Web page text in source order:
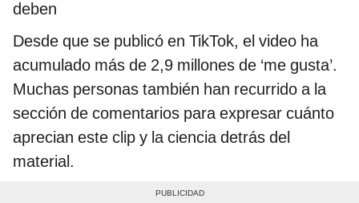
deben
Desde que se publicó en TikTok, el video ha
acumulado más de 2,9 millones de ‘me gusta’.
Muchas personas también han recurrido a la
sección de comentarios para expresar cuánto
aprecian este clip y la ciencia detrás del
material.